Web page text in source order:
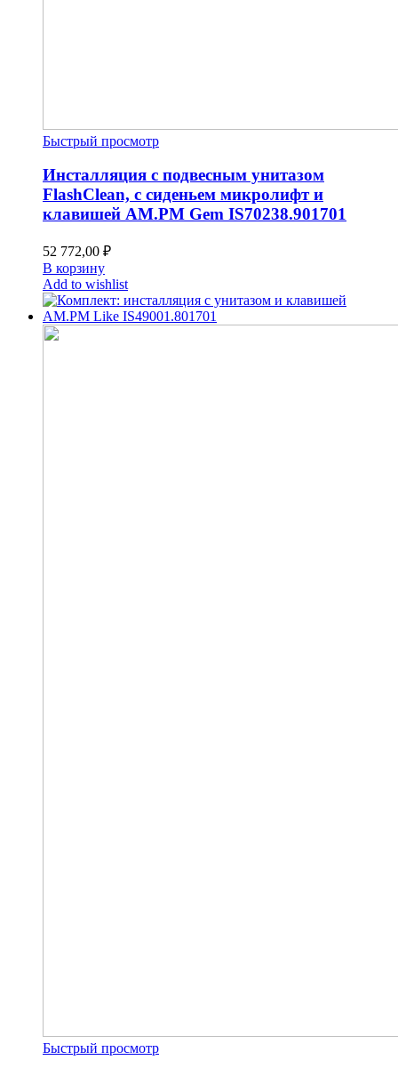
Быстрый просмотр
Инсталляция с подвесным унитазом
FlashClean, с сиденьем микролифт и
клавишей AM.PM Gem IS70238.901701
52 772,00 ₽
В корзину
Add to wishlist
Быстрый просмотр